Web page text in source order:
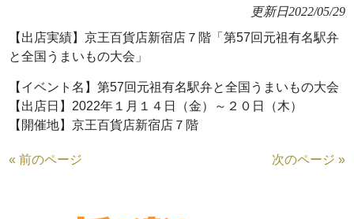
更新日2022/05/29
【出店実績】京王百貨店新宿店７階「第57回元祖有名駅弁
と全国うまいもの大会」
【イベント名】第57回元祖有名駅弁と全国うまいもの大会
【出店日】2022年１月１４日（金）～２０日（木）
【開催地】京王百貨店新宿店７階
« 前のページ 次のページ »